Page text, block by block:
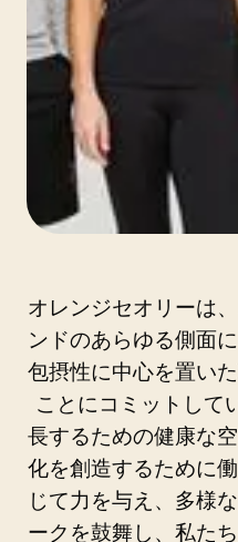
オレンジセオリーは
ンドのあらゆる側面
包摂性に中心を置い
ことにコミットして
長するための健康な
化を創造するために
じて力を与え、多様
ークを鼓舞し、私た